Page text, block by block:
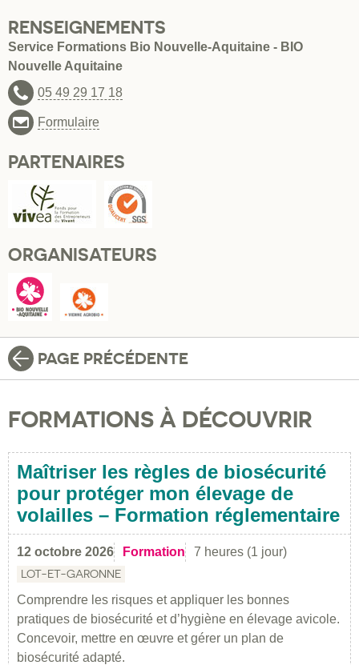
RENSEIGNEMENTS
Service Formations Bio Nouvelle-Aquitaine - BIO
Nouvelle Aquitaine
05 49 29 17 18
Formulaire
PARTENAIRES
ORGANISATEURS
PAGE PRÉCÉDENTE
FORMATIONS À DÉCOUVRIR
Maîtriser les règles de biosécurité
pour protéger mon élevage de
volailles – Formation réglementaire
12 octobre 2026 Formation 7 heures (1 jour)
LOT-ET-GARONNE
Comprendre les risques et appliquer les bonnes
pratiques de biosécurité et d’hygiène en élevage avicole.
Concevoir, mettre en œuvre et gérer un plan de
biosécurité adapté.